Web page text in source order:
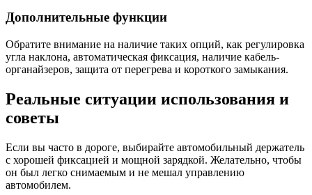
Дополнительные функции
Обратите внимание на наличие таких опций, как регулировка
угла наклона, автоматическая фиксация, наличие кабель-
органайзеров, защита от перегрева и короткого замыкания.
Реальные ситуации использования и
советы
Если вы часто в дороге, выбирайте автомобильный держатель
с хорошей фиксацией и мощной зарядкой. Желательно, чтобы
он был легко снимаемым и не мешал управлению
автомобилем.